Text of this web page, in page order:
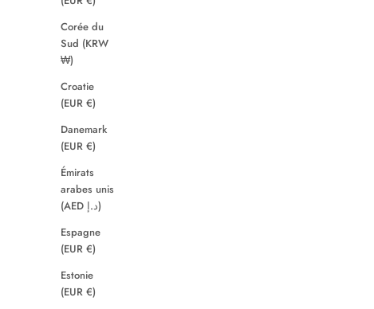
Corée du
Sud (KRW
₩)
Croatie
(EUR €)
Danemark
(EUR €)
Émirats
arabes unis
(AED د.إ)
Espagne
(EUR €)
Estonie
(EUR €)